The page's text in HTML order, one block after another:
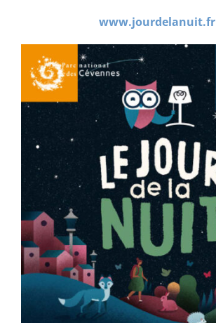
www.jourdelanuit.fr